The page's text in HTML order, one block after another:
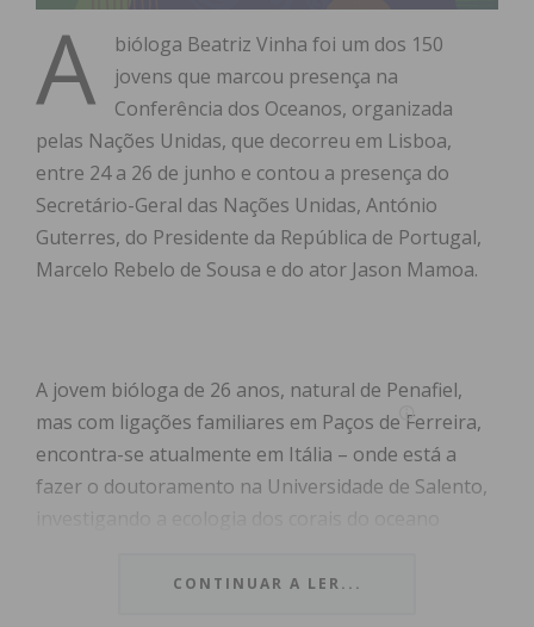
A
bióloga Beatriz Vinha foi um dos 150
jovens que marcou presença na
Conferência dos Oceanos, organizada
pelas Nações Unidas, que decorreu em Lisboa,
entre 24 a 26 de junho e contou a presença do
Secretário-Geral das Nações Unidas, António
Guterres, do Presidente da República de Portugal,
Marcelo Rebelo de Sousa e do ator Jason Mamoa.
A jovem bióloga de 26 anos, natural de Penafiel,
mas com ligações familiares em Paços de Ferreira,
encontra-se atualmente em Itália – onde está a
fazer o doutoramento na Universidade de Salento,
cinco elementos (e da qual fizeram parte mais
CONTINUAR A LER...